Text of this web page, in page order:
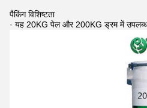
पैकिंग विशिष्टता
· यह 20KG पेल और 200KG ड्रम में